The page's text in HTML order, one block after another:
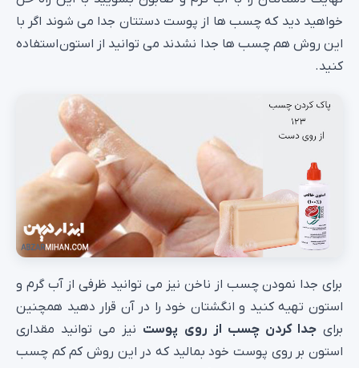
خواهید دید که چسب ها از پوست دستتان جدا می شوند اگر با
این روش هم چسب ها جدا نشدند می توانید از استون استفاده
کنید.
برای جدا نمودن چسب از ناخن نیز می توانید ظرفی از آب گرم و
استون تهیه کنید و انگشتان خود را در آن قرار دهید همچنین
برایجدا کردن چسب از روی پوست نیز می توانید مقداری
استون بر روی پوست خود بمالید که در این روش کم کم چسب